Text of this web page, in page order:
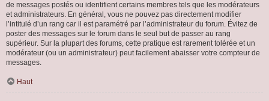
de messages postés ou identifient certains membres tels que les modérateurs
et administrateurs. En général, vous ne pouvez pas directement modifier
l’intitulé d’un rang car il est paramétré par l’administrateur du forum. Évitez de
poster des messages sur le forum dans le seul but de passer au rang
supérieur. Sur la plupart des forums, cette pratique est rarement tolérée et un
modérateur (ou un administrateur) peut facilement abaisser votre compteur de
messages.
Haut